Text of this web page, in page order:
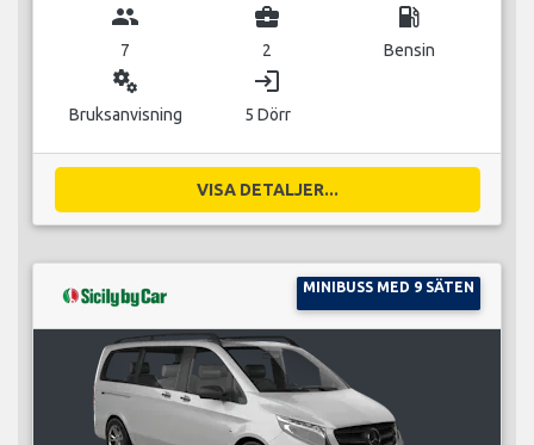
group
7
business_center
2
local_gas_station
Bensin
miscellaneous_services
Bruksanvisning
login
5 Dörr
VISA DETALJER...
MINIBUSS MED 9 SÄTEN